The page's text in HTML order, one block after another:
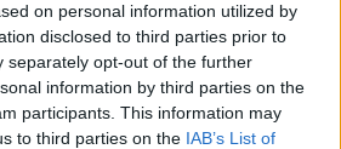
on personal information utilized by
disclosed to third parties prior to
separately opt-out of the further
information by third parties on the
participants. This information may
to third parties on the IAB’s List of
cortile si possono tenere?